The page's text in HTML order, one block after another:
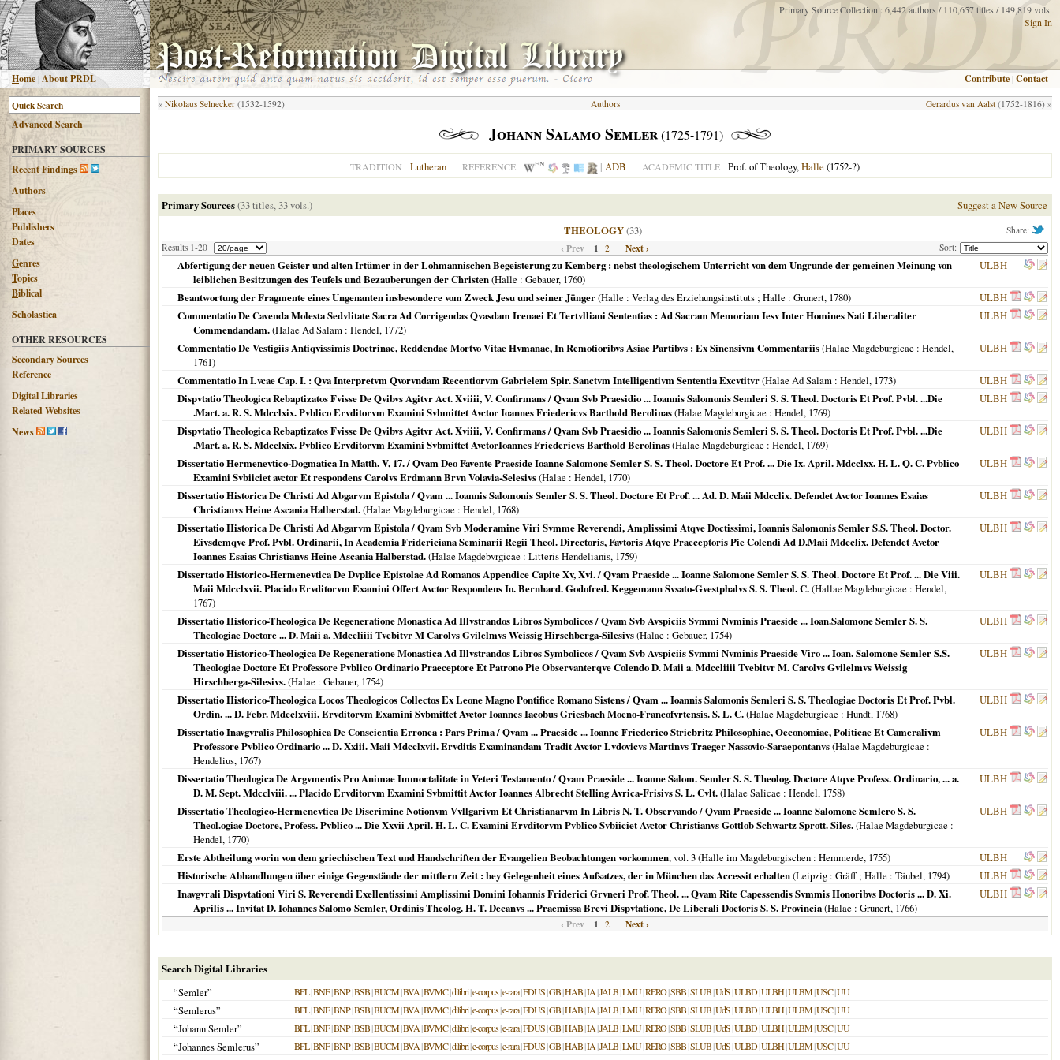
Home |About PRDL
Primary Source Collection : 6,442 authors / 110,657 titles / 149,819 vols.
Sign In
Contribute |Contact
AdvancedSearch
PRIMARY SOURCES
Recent Findings
Authors
Places
Publishers
Dates
Genres
Topics
Biblical
Scholastica
OTHER RESOURCES
Secondary Sources
Reference
Digital Libraries
Related Websites
News
« Nikolaus Selnecker (1532-1592) Gerardus van Aalst (1752-1816) »
Authors
Johann Salamo Semler(1725-1791)
TRADITION Lutheran REFERENCE EN | ADB ACADEMIC TITLE Prof. of Theology,Halle (1752-?)
Primary Sources(33 titles, 33 vols.) Suggest a New Source
Share:
THEOLOGY(33)
Results 1-20 Sort:
‹ Prev 1 2 Next ›
Abfertigung der neuen Geister und alten Irtümer in der Lohmannischen Begeisterung zu Kemberg : nebst theologischem Unterricht von dem Ungrunde der gemeinen Meinung von
leiblichen Besitzungen des Teufels und Bezauberungen der Christen(Halle : Gebauer, 1760)
ULBH
Beantwortung der Fragmente eines Ungenanten insbesondere vom Zweck Jesu und seiner Jünger(Halle : Verlag des Erziehungsinstituts ; Halle : Grunert, 1780)
ULBH
Commentatio De Cavenda Molesta Sedvlitate Sacra Ad Corrigendas Qvasdam Irenaei Et Tertvlliani Sententias : Ad Sacram Memoriam Iesv Inter Homines Nati Liberaliter
Commendandam.(Halae Ad Salam : Hendel, 1772)
ULBH
Commentatio De Vestigiis Antiqvissimis Doctrinae, Reddendae Mortvo Vitae Hvmanae, In Remotioribvs Asiae Partibvs : Ex Sinensivm Commentariis(Halae Magdeburgicae : Hendel,
1761)
ULBH
Commentatio In Lvcae Cap. I. : Qva Interpretvm Qvorvndam Recentiorvm Gabrielem Spir. Sanctvm Intelligentivm Sententia Excvtitvr(Halae Ad Salam : Hendel, 1773)
ULBH
Dispvtatio Theologica Rebaptizatos Fvisse De Qvibvs Agitvr Act. Xviiii, V. Confirmans / Qvam Svb Praesidio ... Ioannis Salomonis Semleri S. S. Theol. Doctoris Et Prof. Pvbl. ...Die
.Mart. a. R. S. Mdcclxix. Pvblico Ervditorvm Examini Svbmittet Avctor Ioannes Friedericvs Barthold Berolinas(Halae Magdeburgicae : Hendel, 1769)
ULBH
Dispvtatio Theologica Rebaptizatos Fvisse De Qvibvs Agitvr Act. Xviiii, V. Confirmans / Qvam Svb Praesidio ... Ioannis Salomonis Semleri S. S. Theol. Doctoris Et Prof. Pvbl. ...Die
.Mart. a. R. S. Mdcclxix. Pvblico Ervditorvm Examini Svbmittet AvctorIoannes Friedericvs Barthold Berolinas(Halae Magdeburgicae : Hendel, 1769)
ULBH
Dissertatio Hermenevtico-Dogmatica In Matth. V, 17. / Qvam Deo Favente Praeside Ioanne Salomone Semler S. S. Theol. Doctore Et Prof. ... Die Ix. April. Mdcclxx. H. L. Q. C. Pvblico
Examini Svbiiciet avctor Et respondens Carolvs Erdmann Brvn Volavia-Selesivs(Halae : Hendel, 1770)
ULBH
Dissertatio Historica De Christi Ad Abgarvm Epistola / Qvam ... Ioannis Salomonis Semler S. S. Theol. Doctore Et Prof. ... Ad. D. Maii Mdcclix. Defendet Avctor Ioannes Esaias
Christianvs Heine Ascania Halberstad.(Halae Magdeburgicae : Hendel, 1768)
ULBH
Dissertatio Historica De Christi Ad Abgarvm Epistola / Qvam Svb Moderamine Viri Svmme Reverendi, Amplissimi Atqve Doctissimi, Ioannis Salomonis Semler S.S. Theol. Doctor.
Eivsdemqve Prof. Pvbl. Ordinarii, In Academia Fridericiana Seminarii Regii Theol. Directoris, Favtoris Atqve Praeceptoris Pie Colendi Ad D.Maii Mdcclix. Defendet Avctor
Ioannes Esaias Christianvs Heine Ascania Halberstad.(Halae Magdebvrgicae : Litteris Hendelianis, 1759)
ULBH
Dissertatio Historico-Hermenevtica De Dvplice Epistolae Ad Romanos Appendice Capite Xv, Xvi. / Qvam Praeside ... Ioanne Salomone Semler S. S. Theol. Doctore Et Prof. ... Die Viii.
Maii Mdcclxvii. Placido Ervditorvm Examini Offert Avctor Respondens Io. Bernhard. Godofred. Keggemann Svsato-Gvestphalvs S. S. Theol. C.(Hallae Magdeburgicae : Hendel,
1767)
ULBH
Dissertatio Historico-Theologica De Regeneratione Monastica Ad Illvstrandos Libros Symbolicos / Qvam Svb Avspiciis Svmmi Nvminis Praeside ... Ioan.Salomone Semler S. S.
Theologiae Doctore ... D. Maii a. Mdccliiii Tvebitvr M Carolvs Gvilelmvs Weissig Hirschberga-Silesivs(Halae : Gebauer, 1754)
ULBH
Dissertatio Historico-Theologica De Regeneratione Monastica Ad Illvstrandos Libros Symbolicos / Qvam Svb Avspiciis Svmmi Nvminis Praeside Viro ... Ioan. Salomone Semler S.S.
Theologiae Doctore Et Professore Pvblico Ordinario Praeceptore Et Patrono Pie Observanterqve Colendo D. Maii a. Mdccliiii Tvebitvr M. Carolvs Gvilelmvs Weissig
Hirschberga-Silesivs.(Halae : Gebauer, 1754)
ULBH
Dissertatio Historico-Theologica Locos Theologicos Collectos Ex Leone Magno Pontifice Romano Sistens / Qvam ... Ioannis Salomonis Semleri S. S. Theologiae Doctoris Et Prof. Pvbl.
Ordin. ... D. Febr. Mdcclxviii. Ervditorvm Examini Svbmittet Avctor Ioannes Iacobus Griesbach Moeno-Francofvrtensis. S. L. C.(Halae Magdeburgicae : Hundt, 1768)
ULBH
Dissertatio Inavgvralis Philosophica De Conscientia Erronea : Pars Prima / Qvam ... Praeside ... Ioanne Friederico Striebritz Philosophiae, Oeconomiae, Politicae Et Cameralivm
Professore Pvblico Ordinario ... D. Xxiii. Maii Mdcclxvii. Ervditis Examinandam Tradit Avctor Lvdovicvs Martinvs Traeger Nassovio-Saraepontanvs(Halae Magdeburgicae :
Hendelius, 1767)
ULBH
Dissertatio Theologica De Argvmentis Pro Animae Immortalitate in Veteri Testamento / Qvam Praeside ... Ioanne Salom. Semler S. S. Theolog. Doctore Atqve Profess. Ordinario, ... a.
D. M. Sept. Mdcclviii. ... Placido Ervditorvm Examini Svbmittit Avctor Ioannes Albrecht Stelling Avrica-Frisivs S. L. Cvlt.(Halae Salicae : Hendel, 1758)
ULBH
Dissertatio Theologico-Hermenevtica De Discrimine Notionvm Vvllgarivm Et Christianarvm In Libris N. T. Observando / Qvam Praeside ... Ioanne Salomone Semlero S. S.
Theol.ogiae Doctore, Profess. Pvblico ... Die Xxvii April. H. L. C. Examini Ervditorvm Pvblico Svbiiciet Avctor Christianvs Gottlob Schwartz Sprott. Siles.(Halae Magdeburgicae :
Hendel, 1770)
ULBH
Erste Abtheilung worin von dem griechischen Text und Handschriften der Evangelien Beobachtungen vorkommen, vol. 3 (Halle im Magdeburgischen : Hemmerde, 1755)
ULBH
Historische Abhandlungen über einige Gegenstände der mittlern Zeit : bey Gelegenheit eines Aufsatzes, der in München das Accessit erhalten(Leipzig : Gräff ; Halle : Täubel, 1794)
ULBH
Inavgvrali Dispvtationi Viri S. Reverendi Exellentissimi Amplissimi Domini Iohannis Friderici Grvneri Prof. Theol. ... Qvam Rite Capessendis Svmmis Honoribvs Doctoris ... D. Xi.
Aprilis ... Invitat D. Iohannes Salomo Semler, Ordinis Theolog. H. T. Decanvs ... Praemissa Brevi Dispvtatione, De Liberali Doctoris S. S. Provincia(Halae : Grunert, 1766)
ULBH
‹ Prev 1 2 Next ›
Search Digital Libraries
“Semler”
BFL|BNF|BNP|BSB|BUCM|BVA|BVMC|dilibri|e-corpus|e-rara|FDUS|GB|HAB|IA|JALB|LMU|RERO|SBB|SLUB|UdS|ULBD|ULBH|ULBM|USC|UU
“Semlerus” BFL|BNF|BNP|BSB|BUCM|BVA|BVMC|dilibri|e-corpus|e-rara|FDUS|GB|HAB|IA|JALB|LMU|RERO|SBB|SLUB|UdS|ULBD|ULBH|ULBM|USC|UU
“Johann Semler” BFL|BNF|BNP|BSB|BUCM|BVA|BVMC|dilibri|e-corpus|e-rara|FDUS|GB|HAB|IA|JALB|LMU|RERO|SBB|SLUB|UdS|ULBD|ULBH|ULBM|USC|UU
“Johannes Semlerus” BFL|BNF|BNP|BSB|BUCM|BVA|BVMC|dilibri|e-corpus|e-rara|FDUS|GB|HAB|IA|JALB|LMU|RERO|SBB|SLUB|UdS|ULBD|ULBH|ULBM|USC|UU